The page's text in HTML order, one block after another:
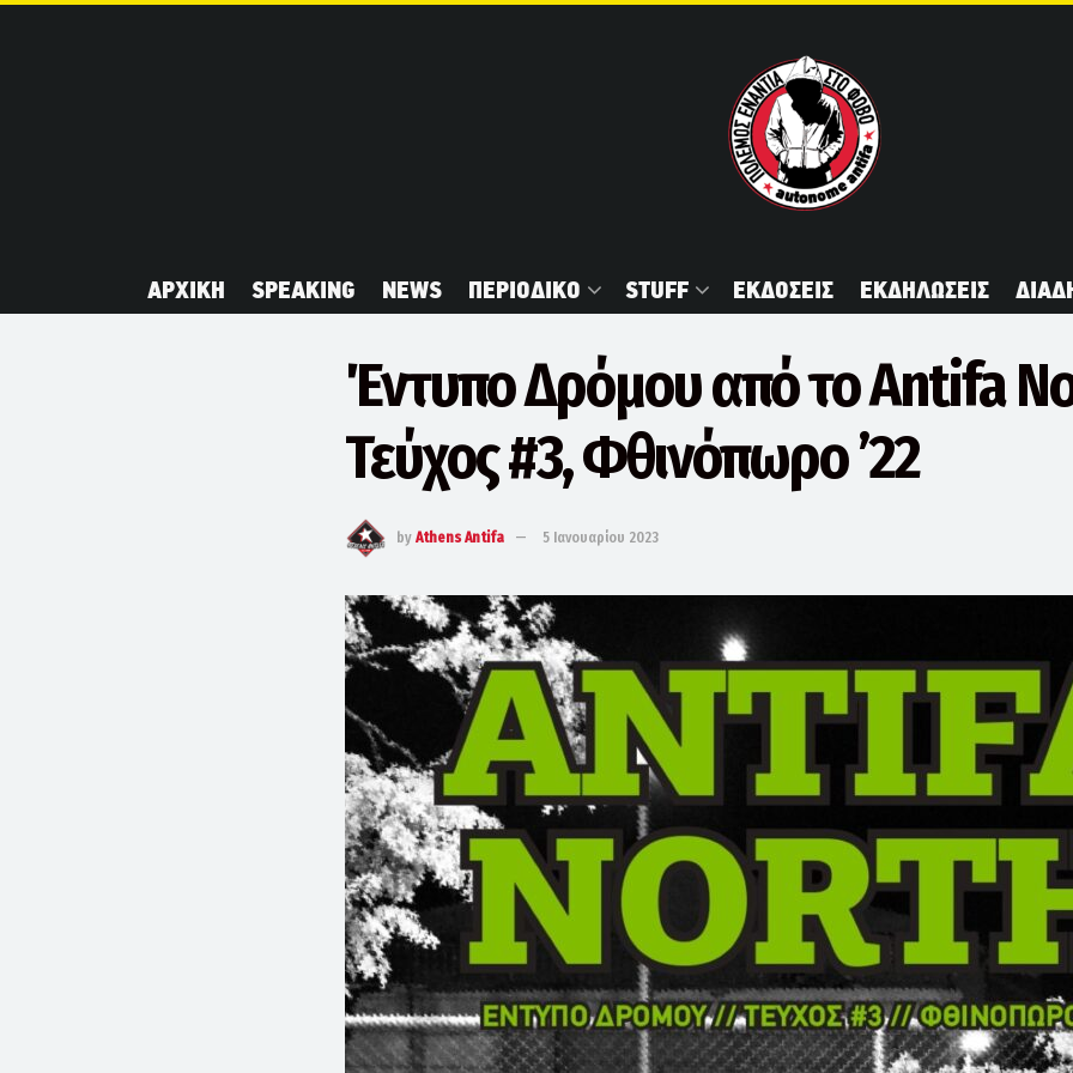
ΑΡΧΙΚΗ SPEAKING NEWS ΠΕΡΙΟΔΙΚΟ STUFF ΕΚΔΟΣΕΙΣ ΕΚΔΗΛΩΣΕΙΣ
Έντυπο Δρόμου από το Antifa
Τεύχος #3, Φθινόπωρο ’22
by Athens Antifa 5 Ιανουαρίου 2023